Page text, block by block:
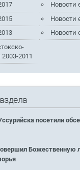
Новости
Новости
Новости
2011
посетили
Божественную